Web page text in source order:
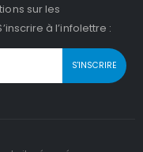
sur les
à l’infolettre :